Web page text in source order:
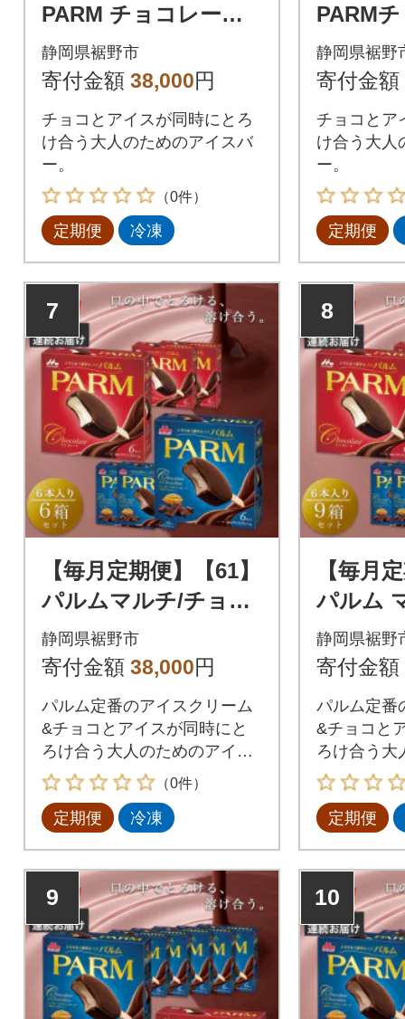
PARM チョコレート&
チョコレート6本入×6
箱全2回
静岡県裾野市
寄付金額 38,000円
チョコとアイスが同時にとろ
け合う大人のためのアイスバ
ー。
（0件）
定期便 冷凍
PARM
チョコ
箱全2回
静岡県裾野
寄付金額
チョコとア
け合う大人
ー。
定期便
7
【毎月定期便】【61】
パルムマルチ/チョコ
レートチョコレート×
各3箱全2回
静岡県裾野市
寄付金額 38,000円
パルム定番のアイスクリーム
&チョコとアイスが同時にと
ろけ合う大人のためのアイス
バー。
（0件）
定期便 冷凍
8
【毎月
パルム
6箱/チ
ョコレ
静岡県裾野
寄付金額
パルム定番
&チョコと
ろけ合う大
バー。
定期便
9 10